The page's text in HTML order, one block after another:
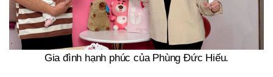
Gia đình hạnh phúc của Phùng Đức Hiếu.